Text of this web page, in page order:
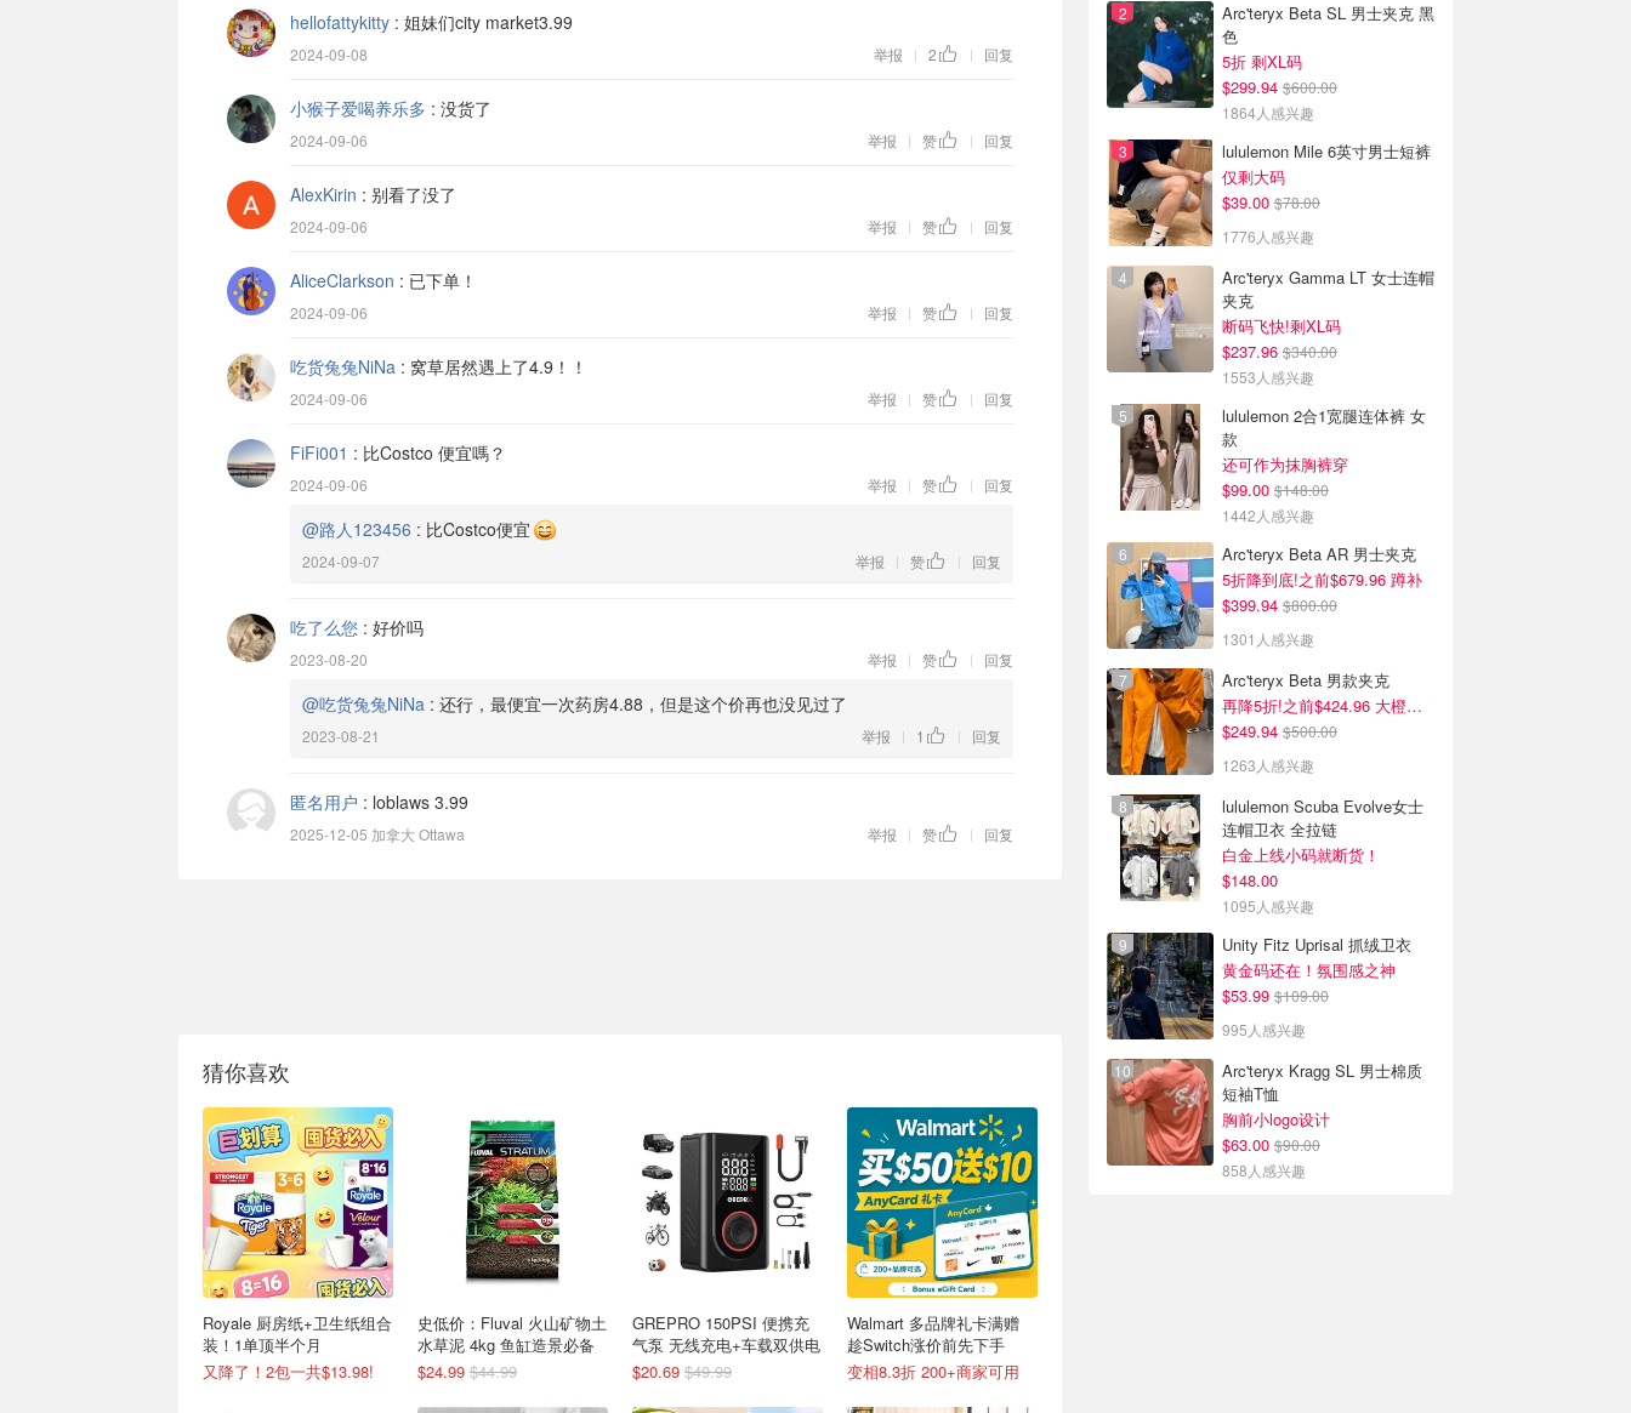
hellofattykitty : 姐妹们city market3.99
2024-09-08 举报 | 2 | 回复
小猴子爱喝养乐多 : 没货了
2024-09-06 举报 | 赞 | 回复
AlexKirin : 别看了没了
2024-09-06 举报 | 赞 | 回复
AliceClarkson : 已下单！
2024-09-06 举报 | 赞 | 回复
吃货兔兔NiNa : 窝草居然遇上了4.9！！
2024-09-06 举报 | 赞 | 回复
FiFi001 : 比Costco 便宜嗎？
2024-09-06 举报 | 赞 | 回复
@路人123456 : 比Costco便宜
2024-09-07 举报 | 赞 | 回复
吃了么您 : 好价吗
2023-08-20 举报 | 赞 | 回复
@吃货兔兔NiNa : 还行，最便宜一次药房4.88，但是这个价再也没见过了
2023-08-21 举报 | 1 | 回复
匿名用户 : loblaws 3.99
2025-12-05 加拿大 Ottawa 举报 | 赞 | 回复
猜你喜欢
Royale 厨房纸+卫生纸组合
装！1单顶半个月
又降了！2包一共$13.98!
史低价：Fluval 火山矿物土
水草泥 4kg 鱼缸造景必备
$24.99 $44.99
GREPRO 150PSI 便携充
气泵 无线充电+车载双供电
$20.69 $49.99
Walmart 多品牌礼卡满赠
趁Switch涨价前先下手
变相8.3折 200+商家可用
Arc'teryx Beta SL 男士夹克 黑
色
5折 剩XL码
$299.94 $600.00
1864人感兴趣
lululemon Mile 6英寸男士短裤
仅剩大码
$39.00 $78.00
1776人感兴趣
Arc'teryx Gamma LT 女士连帽
夹克
断码飞快!剩XL码
$237.96 $340.00
1553人感兴趣
lululemon 2合1宽腿连体裤 女
款
还可作为抹胸裤穿
$99.00 $148.00
1442人感兴趣
Arc'teryx Beta AR 男士夹克
5折降到底!之前$679.96 蹲补
$399.94 $800.00
1301人感兴趣
Arc'teryx Beta 男款夹克
再降5折!之前$424.96 大橙子好显白 蹲补
$249.94 $500.00
1263人感兴趣
lululemon Scuba Evolve女士
连帽卫衣 全拉链
白金上线小码就断货！
$148.00
1095人感兴趣
Unity Fitz Uprisal 抓绒卫衣
黄金码还在！氛围感之神
$53.99 $109.00
995人感兴趣
Arc'teryx Kragg SL 男士棉质
短袖T恤
胸前小logo设计
$63.00 $90.00
858人感兴趣